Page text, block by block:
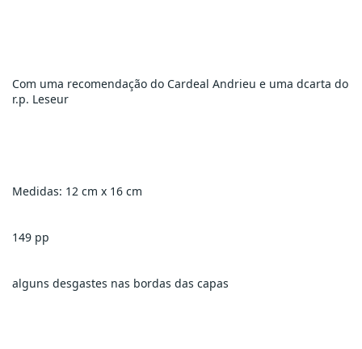
Com uma recomendação do Cardeal Andrieu e uma dcarta do
r.p. Leseur
Medidas: 12 cm x 16 cm
149 pp
alguns desgastes nas bordas das capas